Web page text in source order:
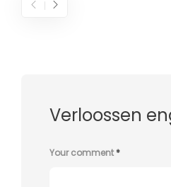
Verloossen
Your comment*